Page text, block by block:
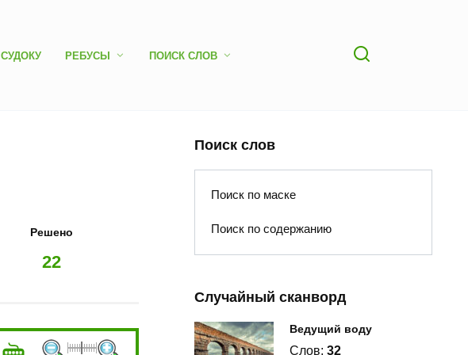
СУДОКУ РЕБУСЫ ПОИСК СЛОВ
Решено
22
Поиск слов
Поиск по маске
Поиск по содержанию
Случайный сканворд
Ведущий воду
Слов: 32